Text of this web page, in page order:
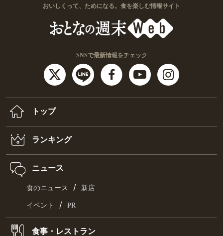
おいしくって、ためになる。食を楽しむ情報サイト
SNSで最新情報をチェック
トップ
ランキング
ニュース
食のニュース / 新店
イベント / PR
食事・レストラン